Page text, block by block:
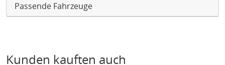
Passende Fahrzeuge
Kunden kauften auch